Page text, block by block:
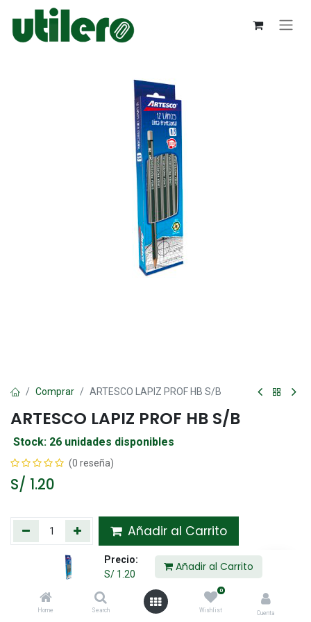
Precio:
S/ 1.20
Añadir al Carrito
Home Search
0
Wishlist Cuenta
Comprar ARTESCO LAPIZ PROF HB S/B
ARTESCO LAPIZ PROF HB S/B
Stock: 26 unidades disponibles
(0 reseña)
S/ 1.20
Añadir al Carrito
Agregar a la lista de deseos
Compartir :